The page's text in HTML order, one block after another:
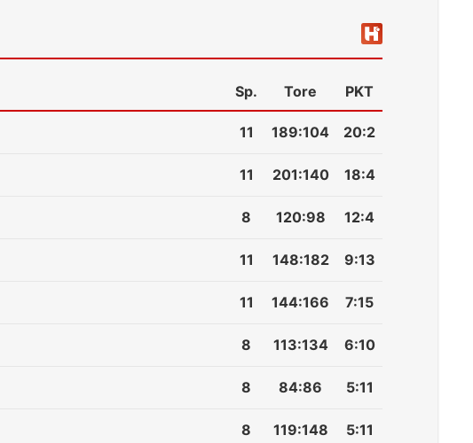
Sp. Tore PKT
11 189:104 20:2
11 201:140 18:4
8 120:98 12:4
11 148:182 9:13
11 144:166 7:15
8 113:134 6:10
8 84:86 5:11
8 119:148 5:11